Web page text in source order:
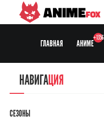
ANIMEFOX
ГЛАВНАЯ АНИМЕ
+1356
НАВИГАЦИЯ
СЕЗОНЫ